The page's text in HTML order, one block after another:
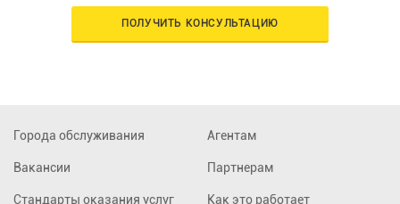
ПОЛУЧИТЬ КОНСУЛЬТАЦИЮ
Города обслуживания
Вакансии
Стандарты оказания услуг
Агентам
Партнерам
Как это работает